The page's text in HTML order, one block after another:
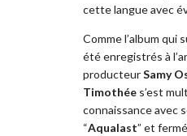
cette langue avec
Comme l’album qui
été enregistrés à
producteurSamy
Timothée s’est
connaissance avec
“Aqualast” et